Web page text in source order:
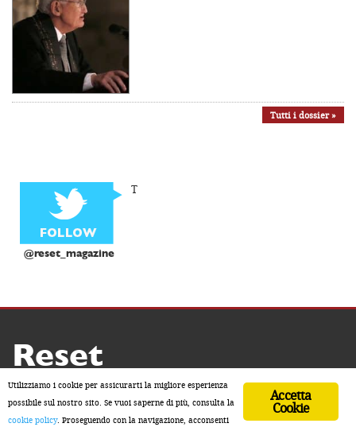
Tutti i dossier »
@reset_magazine
T
Reset
Accetta
Cookie
Utilizziamo i cookie per assicurarti la migliore esperienza
possibile sul nostro sito. Se vuoi saperne di più, consulta la
cookie policy. Proseguendo con la navigazione, acconsenti